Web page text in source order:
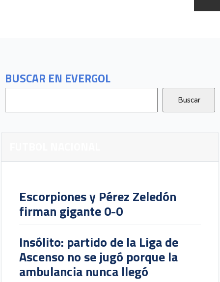
BUSCAR EN EVERGOL
Escorpiones y Pérez Zeledón
firman gigante 0-0
Insólito: partido de la Liga de
Ascenso no se jugó porque la
ambulancia nunca llegó